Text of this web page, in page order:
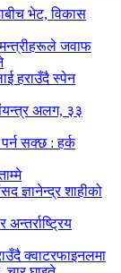
भेट, विकास
जवाफ
हराउँदै स्पेन
अलग, ३३
सक्छ : हर्क
ज्ञानेन्द्र शाहीको
क्वाटरफाइनलमा